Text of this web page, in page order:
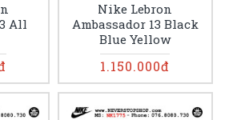
All
Nike Lebron
Ambassador 13 Black
Blue Yellow
1.150.000đ